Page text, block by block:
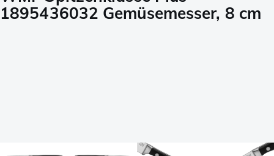
1895436032 Gemüsemesser, 8 cm